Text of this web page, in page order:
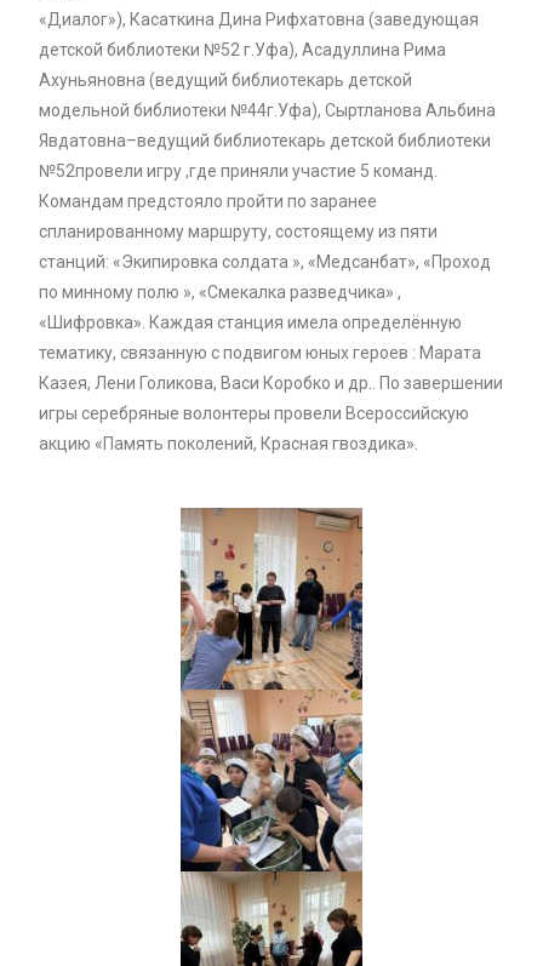
«Диалог»), Касаткина Дина Рифхатовна (заведующая
детской библиотеки №52 г.Уфа), Асадуллина Рима
Ахуньяновна (ведущий библиотекарь детской
модельной библиотеки №44г.Уфа), Сыртланова Альбина
Явдатовна–ведущий библиотекарь детской библиотеки
№52провели игру ,где приняли участие 5 команд.
Командам предстояло пройти по заранее
спланированному маршруту, состоящему из пяти
станций: «Экипировка солдата », «Медсанбат», «Проход
по минному полю », «Смекалка разведчика» ,
«Шифровка». Каждая станция имела определённую
тематику, связанную с подвигом юных героев : Марата
Казея, Лени Голикова, Васи Коробко и др.. По завершении
игры серебряные волонтеры провели Всероссийскую
акцию «Память поколений, Красная гвоздика».